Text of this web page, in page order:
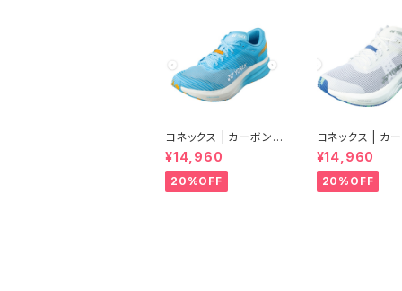
ヨネックス | カーボンク
ルーズ エアラス | セル
リアンブルー | Women
¥14,960
20%OFF
ヨネックス | カ
ルーズ エアラス
ルホワイト |
¥14,960
20%OFF